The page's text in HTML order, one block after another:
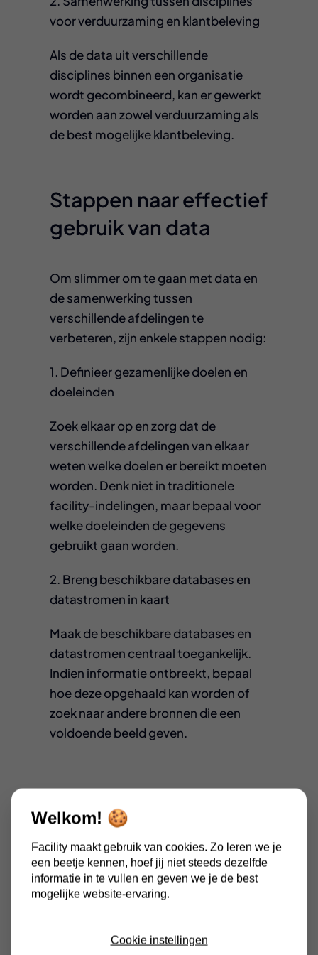
voor verduurzaming en klantbeleving
Als de data uit verschillende
disciplines binnen een organisatie
wordt gecombineerd, kan er gewerkt
worden aan zowel verduurzaming als
de best mogelijke klantbeleving.
Stappen naar effectief
gebruik van data
Om slimmer om te gaan met data en
de samenwerking tussen
verschillende afdelingen te
verbeteren, zijn enkele stappen nodig:
1. Definieer gezamenlijke doelen en
doeleinden
Zoek elkaar op en zorg dat de
verschillende afdelingen van elkaar
weten welke doelen er bereikt moeten
worden. Denk niet in traditionele
facility-indelingen, maar bepaal voor
welke doeleinden de gegevens
gebruikt gaan worden.
2. Breng beschikbare databases en
datastromen in kaart
Maak de beschikbare databases en
datastromen centraal toegankelijk.
Indien informatie ontbreekt, bepaal
hoe deze opgehaald kan worden of
zoek naar andere bronnen die een
voldoende beeld geven.
Het belang van data in
facilitair management
Het gebruik van data in het facilitair
management staat nog in de
van data kan de efficiëntie
Welkom! 🍪
Facility maakt gebruik van cookies. Zo leren we je
een beetje kennen, hoef jij niet steeds dezelfde
informatie in te vullen en geven we je de best
mogelijke website-ervaring.
Cookie instellingen